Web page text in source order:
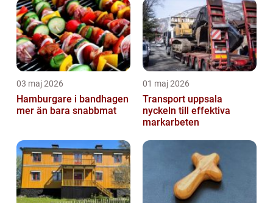
03 maj 2026
Hamburgare i bandhagen
mer än bara snabbmat
01 maj 2026
Transport uppsala
nyckeln till effektiva
markarbeten